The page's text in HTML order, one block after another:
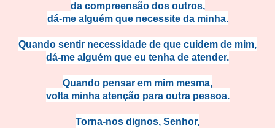
da compreensão dos outros,
dá-me alguém que necessite da minha.
Quando sentir necessidade de que cuidem de mim,
dá-me alguém que eu tenha de atender.
Quando pensar em mim mesma,
volta minha atenção para outra pessoa.
Torna-nos dignos, Senhor,